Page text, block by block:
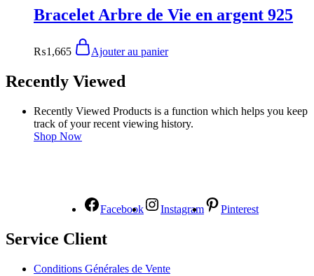
Bracelet Arbre de Vie en argent 925
₨1,665 Ajouter au panier
Recently Viewed
Recently Viewed Products is a function which helps you keep
track of your recent viewing history.
Shop Now
Facebook Instagram Pinterest
Service Client
Conditions Générales de Vente